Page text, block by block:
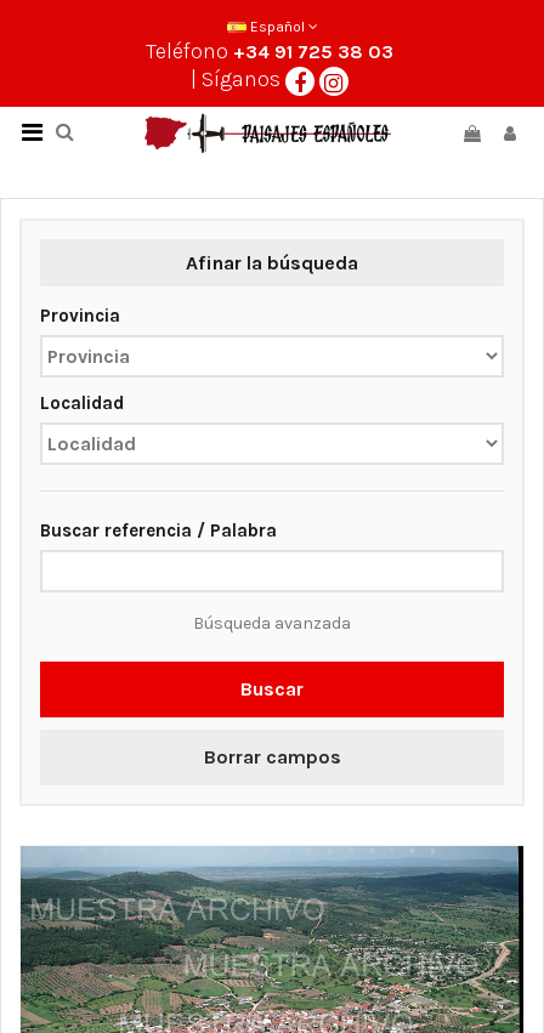
Español
Teléfono +34 91 725 38 03
| Síganos
Afinar la búsqueda
Provincia
Localidad
Buscar referencia / Palabra
Búsqueda avanzada
Buscar
Borrar campos